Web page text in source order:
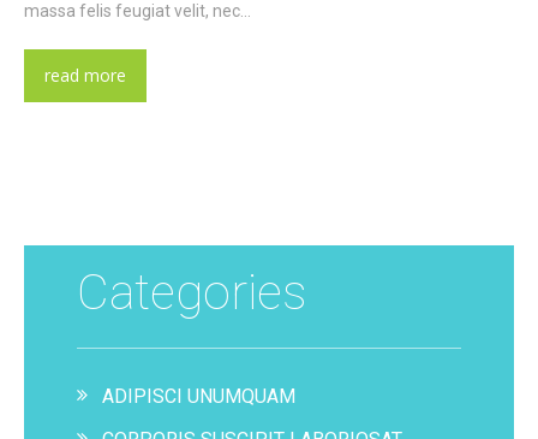
massa felis feugiat velit, nec…
read more
Categories
ADIPISCI UNUMQUAM